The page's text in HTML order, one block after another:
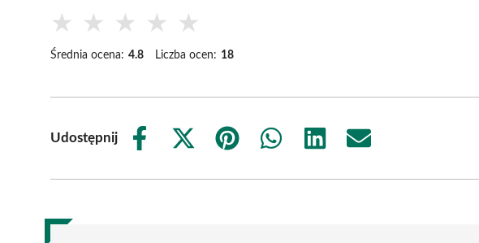
★ ★ ★ ★ ★
Średnia ocena: 4.8 Liczba ocen: 18
Udostępnij
Share
Share
(Twitter)
Share
Share
Share
Share